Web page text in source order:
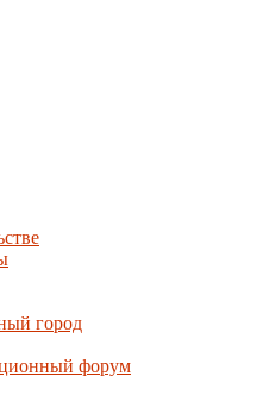
город
форум